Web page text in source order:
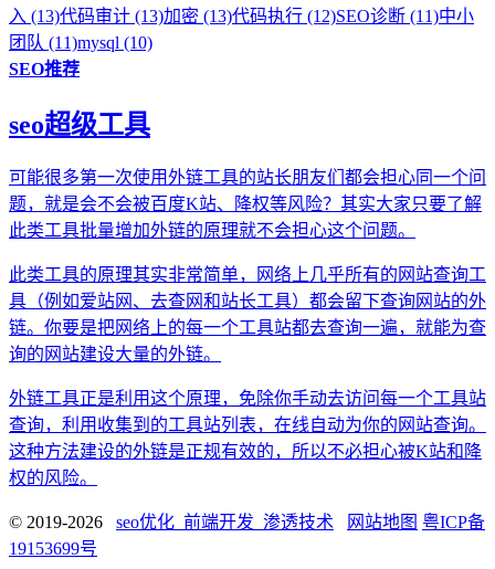
入 (13)代码审计 (13)加密 (13)代码执行 (12)SEO诊断 (11)中小
团队 (11)mysql (10)
SEO推荐
seo超级工具
可能很多第一次使用外链工具的站长朋友们都会担心同一个问
题，就是会不会被百度K站、降权等风险？其实大家只要了解
此类工具批量增加外链的原理就不会担心这个问题。
此类工具的原理其实非常简单，网络上几乎所有的网站查询工
具（例如爱站网、去查网和站长工具）都会留下查询网站的外
链。你要是把网络上的每一个工具站都去查询一遍，就能为查
询的网站建设大量的外链。
外链工具正是利用这个原理，免除你手动去访问每一个工具站
查询，利用收集到的工具站列表，在线自动为你的网站查询。
这种方法建设的外链是正规有效的，所以不必担心被K站和降
权的风险。
© 2019-2026 seo优化_前端开发_渗透技术 网站地图 粤ICP备
19153699号